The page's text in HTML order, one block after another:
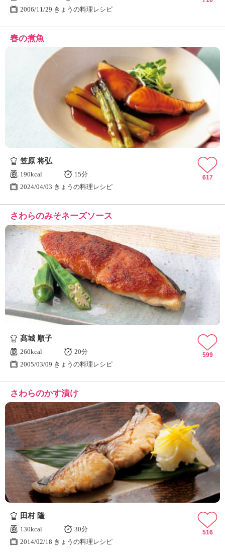
2006/11/29 きょうの料理レシピ
春の煮魚
笠原 将弘
190kcal
15分
2024/04/03 きょうの料理レシピ
617
さわらのみそネーズソース
髙城 順子
260kcal
20分
2005/03/09 きょうの料理レシピ
599
さわらのかす漬け
田村 隆
130kcal
30分
2014/02/18 きょうの料理レシピ
516